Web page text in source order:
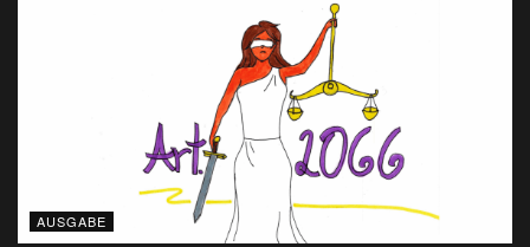
AUSGABE